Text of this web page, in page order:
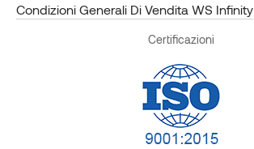
Condizioni Generali Di Vendita WS Infinity
Certificazioni